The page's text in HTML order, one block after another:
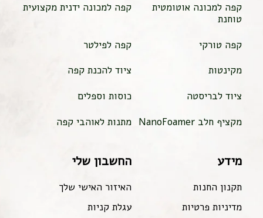
קפה למכונה אוטומטית
טוחנת
קפה למכונה ידנית מקצועית
קפה טורקי
קפה לפילטר
מקינטות
ציוד להכנת קפה
ציוד לבריסטה
כוסות וספלים
מקציף חלב NanoFoamer
מתנות לאוהבי קפה
מידע
תקנון החנות
מדיניות פרטיות
החשבון שלי
האיזור האישי שלך
עגלת קניות